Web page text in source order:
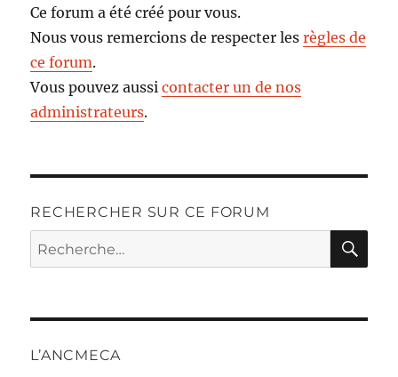
Ce forum a été créé pour vous.
Nous vous remercions de respecter lesrègles de
ce forum.
Vous pouvez aussicontacter un de nos
administrateurs.
RECHERCHER SUR CE FORUM
Recherche
pour :
L’ANCMECA